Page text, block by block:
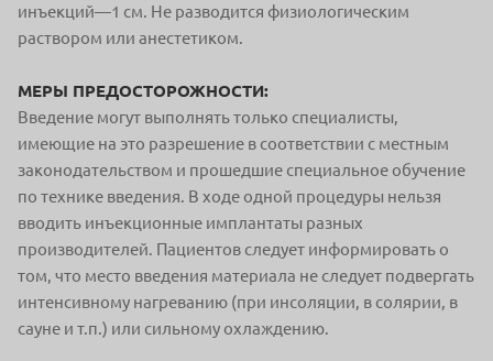
инъекций—1 см. Не разводится физиологическим
раствором или анестетиком.
МЕРЫ ПРЕДОСТОРОЖНОСТИ:
Введение могут выполнять только специалисты,
имеющие на это разрешение в соответствии с местным
законодательством и прошедшие специальное обучение
по технике введения. В ходе одной процедуры нельзя
вводить инъекционные имплантаты разных
производителей. Пациентов следует информировать о
том, что место введения материала не следует подвергать
интенсивному нагреванию (при инсоляции, в солярии, в
сауне и т.п.) или сильному охлаждению.